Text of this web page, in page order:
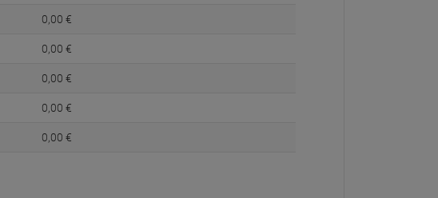
0, 00 €
0, 00 €
0, 00 €
0, 00 €
0, 00 €